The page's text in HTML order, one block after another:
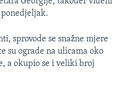
sprovode se snažne mjere
su ograde na ulicama oko
a okupio se i veliki broj